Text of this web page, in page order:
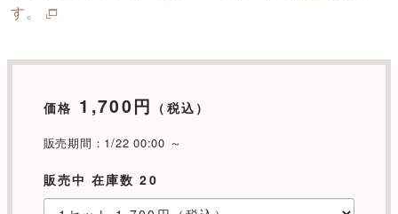
す。
価格 1,700円 （税込）
販売期間：1/22 00:00 ～
販売中 在庫数 20